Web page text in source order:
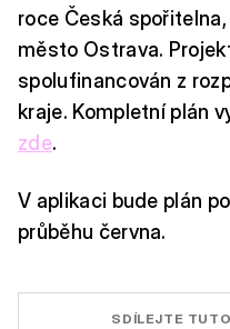
roce Česká
město Ostrava.
spolufinancován z
kraje. Kompletní plán
zde.
V aplikaci bude plán
průběhu června.
SDÍLEJTE